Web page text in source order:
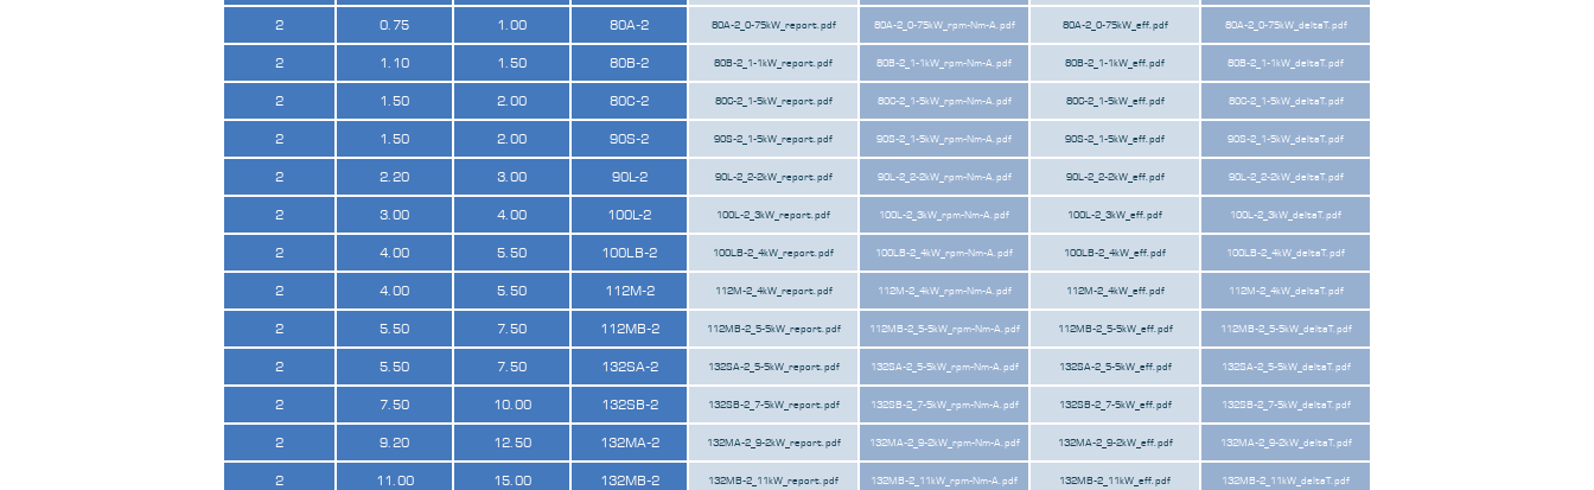
2 0.75 1.00 80A-2 80A-2_0-75kW_report.pdf 80A-2_0-75kW_rpm-Nm-A.pdf 80A-2_0-75kW_eff.pdf 80A-2_0-75kW_deltaT.pdf
2 1.10 1.50 80B-2 80B-2_1-1kW_report.pdf 80B-2_1-1kW_rpm-Nm-A.pdf 80B-2_1-1kW_eff.pdf 80B-2_1-1kW_deltaT.pdf
2 1.50 2.00 80C-2 80C-2_1-5kW_report.pdf 80C-2_1-5kW_rpm-Nm-A.pdf 80C-2_1-5kW_eff.pdf 80C-2_1-5kW_deltaT.pdf
2 1.50 2.00 90S-2 90S-2_1-5kW_report.pdf 90S-2_1-5kW_rpm-Nm-A.pdf 90S-2_1-5kW_eff.pdf 90S-2_1-5kW_deltaT.pdf
2 2.20 3.00 90L-2 90L-2_2-2kW_report.pdf 90L-2_2-2kW_rpm-Nm-A.pdf 90L-2_2-2kW_eff.pdf 90L-2_2-2kW_deltaT.pdf
2 3.00 4.00 100L-2 100L-2_3kW_report.pdf 100L-2_3kW_rpm-Nm-A.pdf 100L-2_3kW_eff.pdf 100L-2_3kW_deltaT.pdf
2 4.00 5.50 100LB-2 100LB-2_4kW_report.pdf 100LB-2_4kW_rpm-Nm-A.pdf 100LB-2_4kW_eff.pdf 100LB-2_4kW_deltaT.pdf
2 4.00 5.50 112M-2 112M-2_4kW_report.pdf 112M-2_4kW_rpm-Nm-A.pdf 112M-2_4kW_eff.pdf 112M-2_4kW_deltaT.pdf
2 5.50 7.50 112MB-2 112MB-2_5-5kW_report.pdf 112MB-2_5-5kW_rpm-Nm-A.pdf 112MB-2_5-5kW_eff.pdf 112MB-2_5-5kW_deltaT.pdf
2 5.50 7.50 132SA-2 132SA-2_5-5kW_report.pdf 132SA-2_5-5kW_rpm-Nm-A.pdf 132SA-2_5-5kW_eff.pdf 132SA-2_5-5kW_deltaT.pdf
2 7.50 10.00 132SB-2 132SB-2_7-5kW_report.pdf 132SB-2_7-5kW_rpm-Nm-A.pdf 132SB-2_7-5kW_eff.pdf 132SB-2_7-5kW_deltaT.pdf
2 9.20 12.50 132MA-2 132MA-2_9-2kW_report.pdf 132MA-2_9-2kW_rpm-Nm-A.pdf 132MA-2_9-2kW_eff.pdf 132MA-2_9-2kW_deltaT.pdf
2 11.00 15.00 132MB-2 132MB-2_11kW_report.pdf 132MB-2_11kW_rpm-Nm-A.pdf 132MB-2_11kW_eff.pdf 132MB-2_11kW_deltaT.pdf